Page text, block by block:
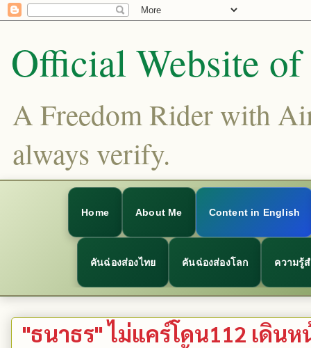
Official Website
A Freedom Rider with
always verify.
Home About Me Content in English
คันฉ่องส่องไทย คันฉ่องส่องโลก ความรู้
"ธนาธร" ไม่แคร์โดน112 เดิน